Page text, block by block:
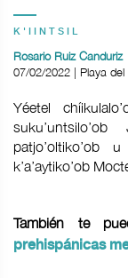
K'IINTSIL
Rosario Ruiz Canduriz
07/02/2022 | Playa
Yéetel
patjo’oltiko’ob
k’a’aytiko’ob
También te
prehispánicas